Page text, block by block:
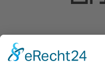
steuerlich geltend